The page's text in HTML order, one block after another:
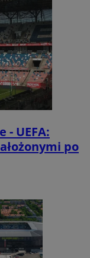
- UEFA:
po